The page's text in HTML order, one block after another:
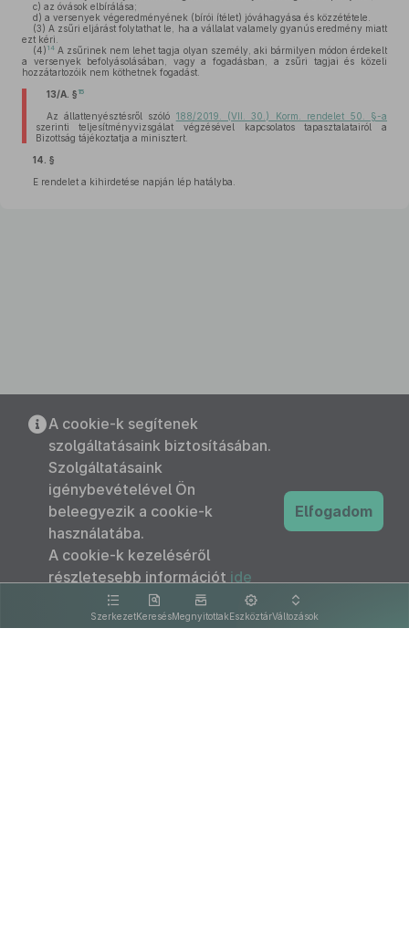
c) az óvások elbírálása;
d) a versenyek végeredményének (bírói ítélet) jóváhagyása és közzététele.
(3) A zsűri eljárást folytathat le, ha a vállalat valamely gyanús eredmény miatt
ezt kéri.
(4) 14 A zsűrinek nem lehet tagja olyan személy, aki bármilyen módon érdekelt
a versenyek befolyásolásában, vagy a fogadásban, a zsűri tagjai és közeli
hozzátartozóik nem köthetnek fogadást.
13/A. § 15
Az állattenyésztésről szóló 188/2019. (VII. 30.) Korm. rendelet 50. §-a
szerinti teljesítményvizsgálat végzésével kapcsolatos tapasztalatairól a
Bizottság tájékoztatja a minisztert.
14. §
E rendelet a kihirdetése napján lép hatályba.
SzerkezetKeresésMegnyitottakEszköztárVáltozások
A cookie-k segítenek
szolgáltatásaink biztosításában.
Szolgáltatásaink
igénybevételével Ön
beleegyezik a cookie-k
használatába.
A cookie-k kezeléséről
részletesebb információt ide
kattintva olvashat.
Elfogadom